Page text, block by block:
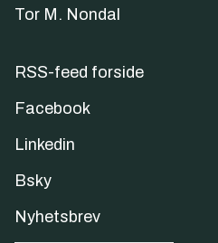
Tor M. Nondal
RSS-feed forside
Facebook
Linkedin
Bsky
Nyhetsbrev